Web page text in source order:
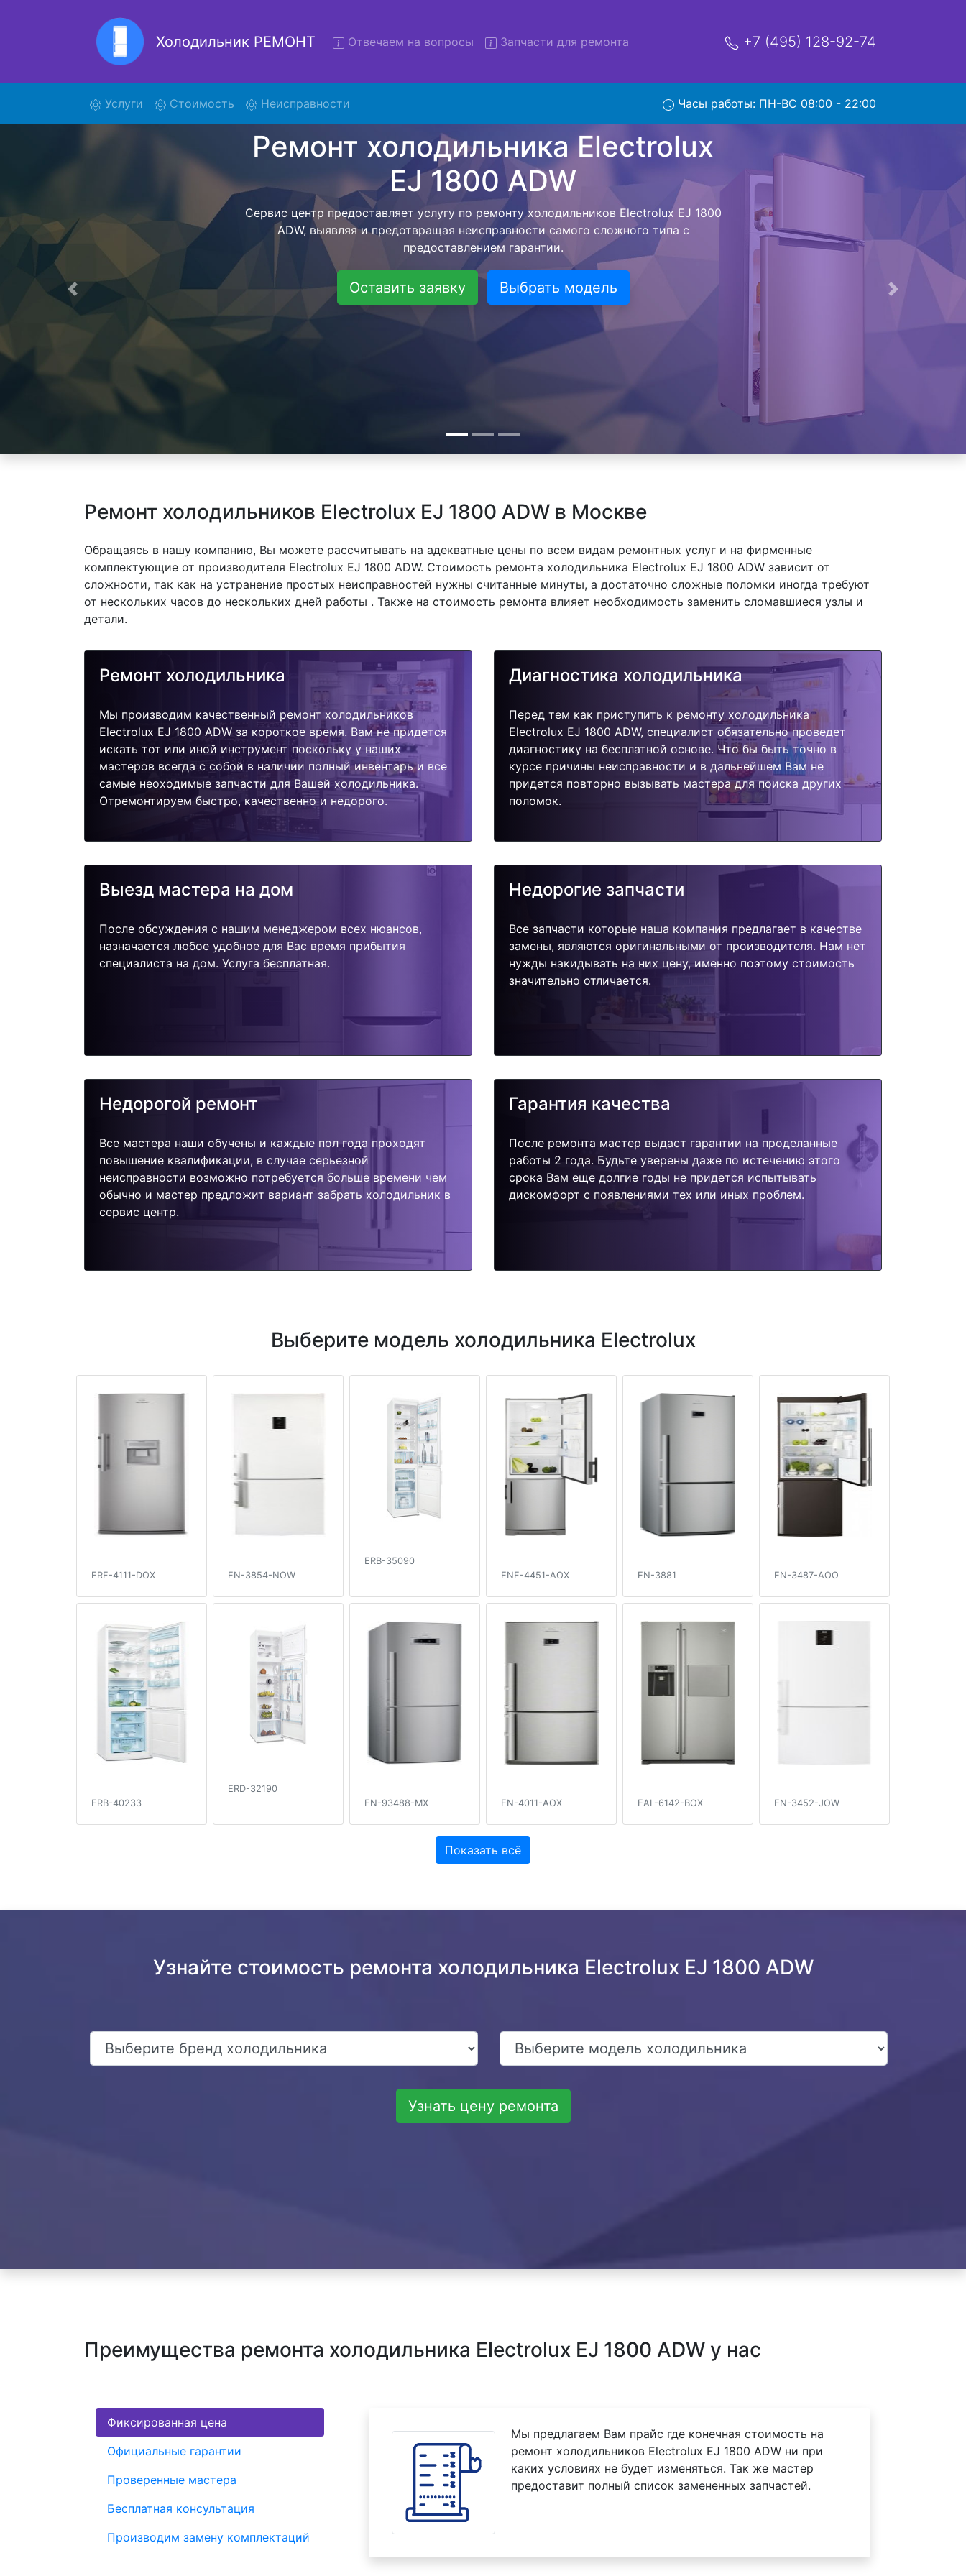
Холодильник РЕМОНТ Отвечаем на вопросы Запчасти для ремонта +7 (495) 128-92-74
Услуги (current)Стоимость Неисправности Часы работы: ПН-ВС 08:00 - 22:00
Ремонт холодильников с вывозом - чтобы клиент не тратил свое время и деньги на
поиски курьерской службы, наш мастер сам заберет холодильник Electrolux EJ
1800 ADW и отвезет в сервисный центр. Ремонт холодильника Electrolux EJ 1800
ADW осуществляется внутри сервисного центра, тем самым Вам не предстоит
ожидать мастера как закончит с ремонтом. Перед тем как холодильная техника
сдается, согласовывается конечная стоимость работ и в дальнейшем фиксируется.
Перечень бесплатных услуг от компании - Доставка холодильников , выезд
специалиста, консультирование и диагностика.
Оставить заявку Выбрать модель
Предыдущая Следующая
Ремонт холодильников Electrolux EJ 1800 ADW в Москве
Обращаясь в нашу компанию, Вы можете рассчитывать на адекватные цены по всем видам ремонтных услуг и на фирменные
комплектующие от производителя Electrolux EJ 1800 ADW. Стоимость ремонта холодильника Electrolux EJ 1800 ADW зависит от
сложности, так как на устранение простых неисправностей нужны считанные минуты, а достаточно сложные поломки иногда требуют
от нескольких часов до нескольких дней работы . Также на стоимость ремонта влияет необходимость заменить сломавшиеся узлы и
детали.
Ремонт холодильника
Мы производим качественный ремонт холодильников
Electrolux EJ 1800 ADW за короткое время. Вам не придется
искать тот или иной инструмент поскольку у наших
мастеров всегда с собой в наличии полный инвентарь и все
самые неоходимые запчасти для Вашей холодильника.
Отремонтируем быстро, качественно и недорого.
Диагностика холодильника
Перед тем как приступить к ремонту холодильника
Electrolux EJ 1800 ADW, специалист обязательно проведет
диагностику на бесплатной основе. Что бы быть точно в
курсе причины неисправности и в дальнейшем Вам не
придется повторно вызывать мастера для поиска других
поломок.
Выезд мастера на дом
После обсуждения с нашим менеджером всех нюансов,
назначается любое удобное для Вас время прибытия
специалиста на дом. Услуга бесплатная.
Недорогие запчасти
Все запчасти которые наша компания предлагает в качестве
замены, являются оригинальными от производителя. Нам нет
нужды накидывать на них цену, именно поэтому стоимость
значительно отличается.
Недорогой ремонт
Все мастера наши обучены и каждые пол года проходят
повышение квалификации, в случае серьезной
неисправности возможно потребуется больше времени чем
обычно и мастер предложит вариант забрать холодильник в
сервис центр.
Гарантия качества
После ремонта мастер выдаст гарантии на проделанные
работы 2 года. Будьте уверены даже по истечению этого
срока Вам еще долгие годы не придется испытывать
дискомфорт с появлениями тех или иных проблем.
Выберите модель холодильника Electrolux
ERF-4111-DOX EN-3854-NOW
ERB-35090
ENF-4451-AOX
EN-3881 EN-3487-AOO
ERB-40233
ERD-32190
EN-93488-MX
EN-4011-AOX EAL-6142-BOX EN-3452-JOW
Показать всё
Узнайте стоимость ремонта холодильника Electrolux EJ 1800 ADW
Узнать цену ремонта
Преимущества ремонта холодильника Electrolux EJ 1800 ADW у нас
Фиксированная цена
Официальные гарантии
Проверенные мастера
Бесплатная консультация
Производим замену комплектаций
Мы предлагаем Вам прайс где конечная стоимость на
ремонт холодильников Electrolux EJ 1800 ADW ни при
каких условиях не будет изменяться. Так же мастер
предоставит полный список замененных запчастей.